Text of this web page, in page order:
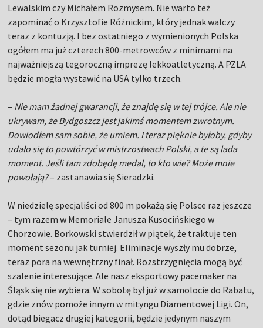
Lewalskim czy Michałem Rozmysem. Nie warto też
zapominać o Krzysztofie Różnickim, który jednak walczy
teraz z kontuzją. I bez ostatniego z wymienionych Polska
ogółem ma już czterech 800-metrowców z minimami na
najważniejszą tegoroczną imprezę lekkoatletyczną. A PZLA
będzie mogła wystawić na USA tylko trzech.
– Nie mam żadnej gwarancji, że znajdę się w tej trójce. Ale nie
ukrywam, że Bydgoszcz jest jakimś momentem zwrotnym.
Dowiodłem sam sobie, że umiem. I teraz pięknie byłoby, gdyby
udało się to powtórzyć w mistrzostwach Polski, a te są lada
moment. Jeśli tam zdobędę medal, to kto wie? Może mnie
powołają?– zastanawia się Sieradzki.
W niedzielę specjaliści od 800 m pokażą się Polsce raz jeszcze
– tym razem w Memoriale Janusza Kusocińskiego w
Chorzowie. Borkowski stwierdził w piątek, że traktuje ten
moment sezonu jak turniej. Eliminacje wyszły mu dobrze,
teraz pora na wewnętrzny finał. Rozstrzygnięcia mogą być
szalenie interesujące. Ale nasz eksportowy pacemaker na
Śląsk się nie wybiera. W sobotę był już w samolocie do Rabatu,
gdzie znów pomoże innym w mityngu Diamentowej Ligi. On,
dotąd biegacz drugiej kategorii, będzie jedynym naszym